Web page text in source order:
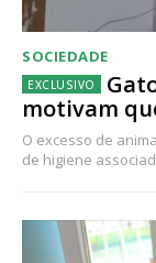
SOCIEDADE
motivam
O excesso de
de higiene